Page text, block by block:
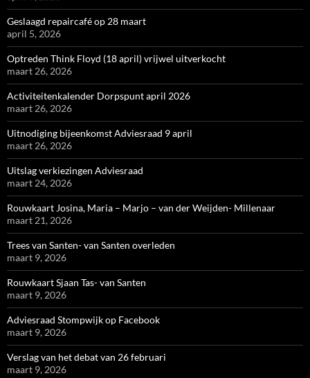
Geslaagd repaircafé op 28 maart
april 5, 2026
Optreden Think Floyd (18 april) vrijwel uitverkocht
maart 26, 2026
Activiteitenkalender Dorpspunt april 2026
maart 26, 2026
Uitnodiging bijeenkomst Adviesraad 9 april
maart 26, 2026
Uitslag verkiezingen Adviesraad
maart 24, 2026
Rouwkaart Josina, Maria – Marjo – van der Weijden- Millenaar
maart 21, 2026
Trees van Santen- van Santen overleden
maart 9, 2026
Rouwkaart Sjaan Tas- van Santen
maart 9, 2026
Adviesraad Stompwijk op Facebook
maart 9, 2026
Verslag van het debat van 26 februari
maart 9, 2026